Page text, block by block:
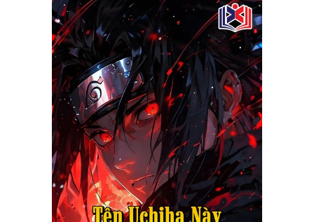
Truyện Mới Ra
Hoàn Thành
Truyện Convert